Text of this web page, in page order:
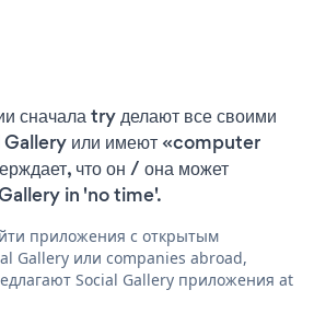
сначала try делают все своими
Gallery или имеют «computer
что он / она может
in 'no time'.
приложения с открытым
Gallery или companies abroad,
Social Gallery приложения at